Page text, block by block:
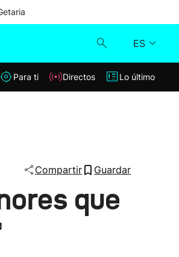
ES
Klisk
Lo último
Para ti Directos Lo último
Compartir Guardar
que